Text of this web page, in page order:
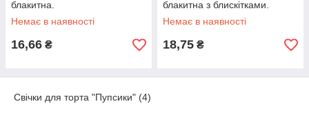
блакитна.
Немає в наявності
16,66 ₴
блакитна з блискітками.
Немає в наявності
18,75 ₴
Свічки для торта "Пупсики" (4)